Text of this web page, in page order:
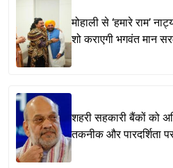
मोहाली से ‘हमारे राम’
शो कराएगी भगवंत मान
शहरी सहकारी बैंकों को
तकनीक और पारदर्शिता